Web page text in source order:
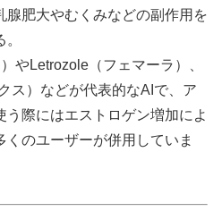
腺肥大やむくみなどの副作用を
やLetrozole（フェマーラ）、
ス）などが代表的なAIで、ア
際にはエストロゲン増加によ
のユーザーが併用していま